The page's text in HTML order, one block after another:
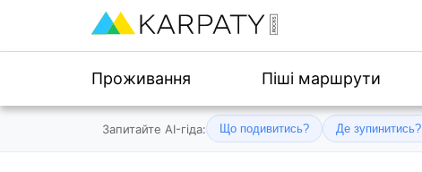
Проживання Піші маршрути
Запитайте AI-гіда: Що подивитись? Де зупинитись?